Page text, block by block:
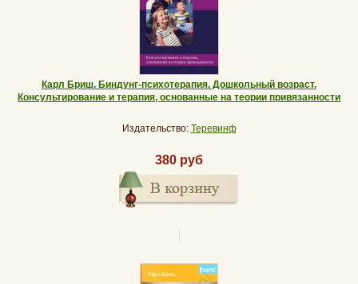
Карл Бриш. Биндунг-психотерапия. Дошкольный возраст.
Консультирование и терапия, основанные на теории привязанности
Издательство: Теревинф
380 руб